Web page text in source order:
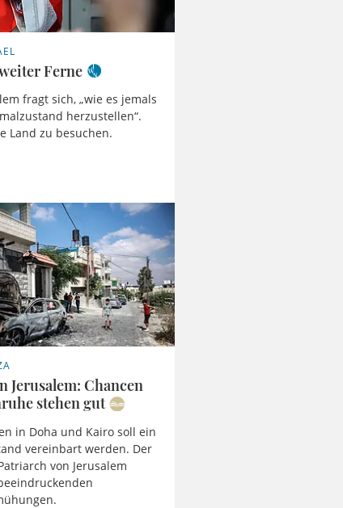
Ferne
fragt sich, „wie es jemals
herzustellen“.
Land zu besuchen.
Jerusalem: Chancen
stehen gut
in Doha und Kairo soll ein
vereinbart werden. Der
von Jerusalem